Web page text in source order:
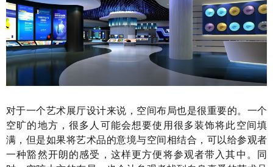
对于一个艺术展厅设计来说，空间布局也是很重要的。一个
空旷的地方，很多人可能会想要使用很多装饰将此空间填
满，但是如果将艺术品的意境与空间相结合，可以给参观者
一种豁然开朗的感受，这样更方便将参观者带入其中。同